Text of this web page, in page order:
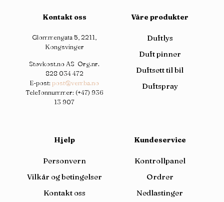
Kontakt oss
Glommengata 5, 2211,
Kongsvinger
Støvkost.no AS Org.nr.
828 034 472
E-post:post@vemba.no
Telefonnummer: (+47) 936
13 907
Våre produkter
Duftlys
Duft pinner
Duftsett til bil
Duftspray
Hjelp
Personvern
Vilkår og betingelser
Kontakt oss
Kundeservice
Kontrollpanel
Ordrer
Nedlastinger